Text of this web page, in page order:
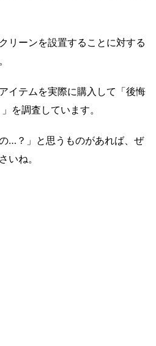
リーンを設置することに対する
イテムを実際に購入して「後悔
を調査しています。
…？」と思うものがあれば、ぜ
いね。